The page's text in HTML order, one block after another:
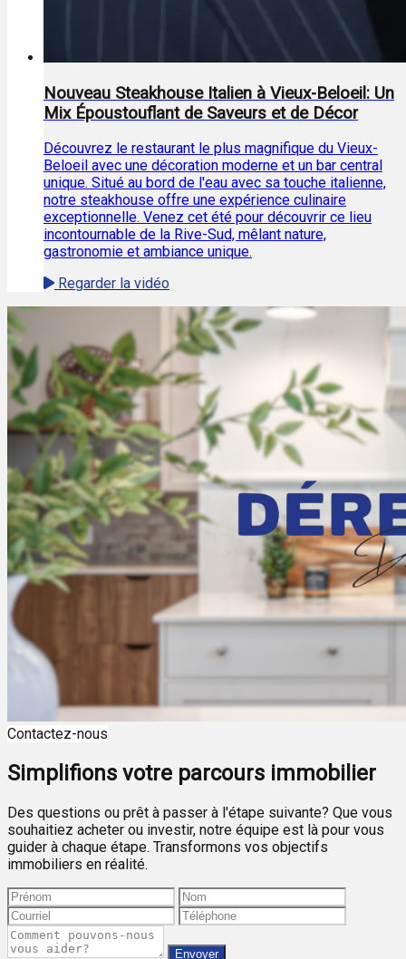
Nouveau Steakhouse Italien à Vieux-Beloeil: Un
Mix Époustouflant de Saveurs et de Décor
Découvrez le restaurant le plus magnifique du Vieux-
Beloeil avec une décoration moderne et un bar central
unique. Situé au bord de l'eau avec sa touche italienne,
notre steakhouse offre une expérience culinaire
exceptionnelle. Venez cet été pour découvrir ce lieu
incontournable de la Rive-Sud, mêlant nature,
gastronomie et ambiance unique.
Regarder la vidéo
Contactez-nous
Simplifions votre parcours immobilier
Des questions ou prêt à passer à l'étape suivante? Que vous
souhaitiez acheter ou investir, notre équipe est là pour vous
guider à chaque étape. Transformons vos objectifs
immobiliers en réalité.
Envoyer